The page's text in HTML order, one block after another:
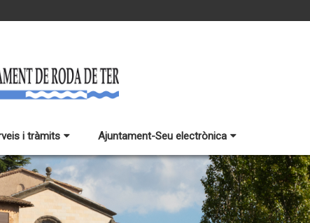
i tràmits Ajuntament-Seu electrònica